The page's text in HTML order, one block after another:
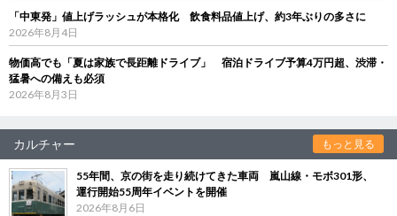
「中東発」値上げラッシュが本格化 飲食料品値上げ、約3年ぶりの多さに
2026年8月4日
物価高でも「夏は家族で長距離ドライブ」 宿泊ドライブ予算4万円超、渋滞・
猛暑への備えも必須
2026年8月3日
カルチャー もっと見る
55年間、京の街を走り続けてきた車両 嵐山線・モボ301形、
運行開始55周年イベントを開催
2026年8月6日